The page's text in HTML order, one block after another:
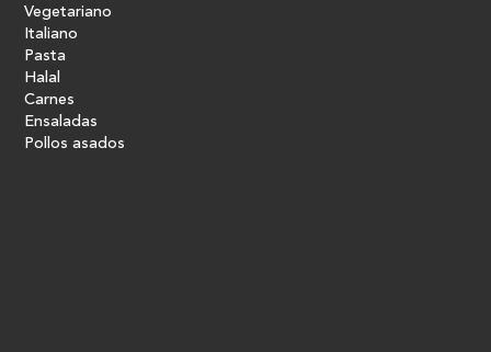
Vegetariano
Italiano
Pasta
Halal
Carnes
Ensaladas
Pollos asados